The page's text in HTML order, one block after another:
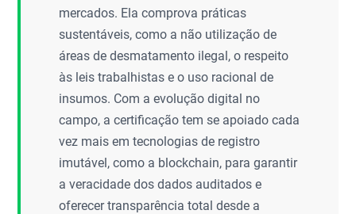
mercados. Ela comprova práticas
sustentáveis, como a não utilização de
áreas de desmatamento ilegal, o respeito
às leis trabalhistas e o uso racional de
insumos. Com a evolução digital no
campo, a certificação tem se apoiado cada
vez mais em tecnologias de registro
imutável, como a blockchain, para garantir
a veracidade dos dados auditados e
oferecer transparência total desde a